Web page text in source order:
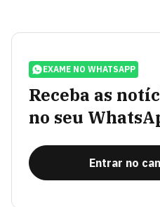
EXAME NO WHATSAPP
Receba as
no seu
Entrar no